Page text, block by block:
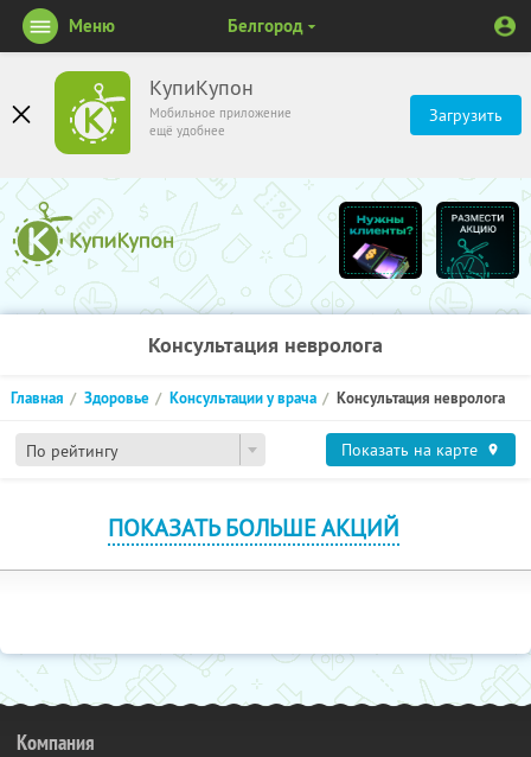
КупиКупон
Мобильное приложение
ещё удобнее
Загрузить
Меню Белгород
Консультация невролога
По рейтингу
Главная Здоровье Консультации у врача Консультация невролога
Показать на карте
ПОКАЗАТЬ БОЛЬШЕ АКЦИЙ
Компания